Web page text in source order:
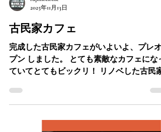
fujimohome
2025年11月13日